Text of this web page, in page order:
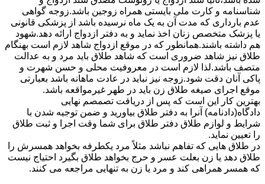
شناسنامه و کارت ملی بایستی همراه زوجین باشد.زوجه گواهی
عدم بارداری که مدت آن به یک ماه نرسیده باشد از پزشکی قانونی
یا پزشک متخصص زنان اخذ نماید و به دفتر ازدواج ارائه دهد.شهود
هم داشته باشند.همانطور که در موقع ازدواج شاهد لازم است بهنگام
طلاق نیز شاهد ضروری است که شاهد طلاق باید مرد و به عدالت
متصف باشد.لذا لازم است در معروفیت محلی و حسن شهرت و
پاکی آنان دقت شود.زوجه نیز نباید در عادت ماهانه باشد بعبارتی
موقع اجرای صیغه طلاق زن باید در طهر غیرمواقعه باشد.
بهترین کار این است که پس از دریافت تصمصم نهایی
دادگاه(دادنامه) آنرا به دفتر طلاق بیاورید و ضمن توجیه شدن با
شرایط و لوازم طلاق دفتر طلاق برای شما وقت اجرا و ثبت طلاق
را تعیین نماید.
در طلاق هایی که تفاهم نباشد مثلاً مرد یکطرفه بخواهد همسرش را
طلاق دهد یا زن بعلت عسر و حرج بخواهد طلاق بگیرد احتیاج نیست
که همسر همراهی کند و مرد یا زن به تنهایی مراجعه می کنند.